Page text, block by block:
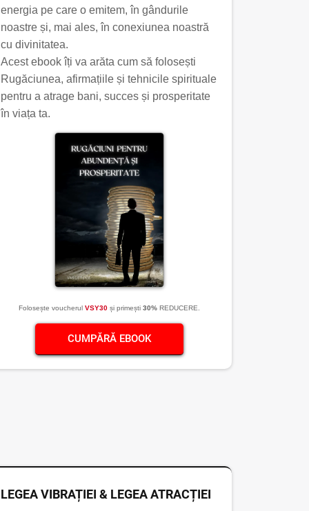
energia pe care o emitem, în gândurile
noastre și, mai ales, în conexiunea noastră
cu divinitatea.
Acest ebook îți va arăta cum să folosești
Rugăciunea, afirmațiile și tehnicile spirituale
pentru a atrage bani, succes și prosperitate
în viața ta.
Folosește voucherul VSY30 și primești 30% REDUCERE.
CUMPĂRĂ EBOOK
LEGEA VIBRAȚIEI & LEGEA ATRACȚIEI